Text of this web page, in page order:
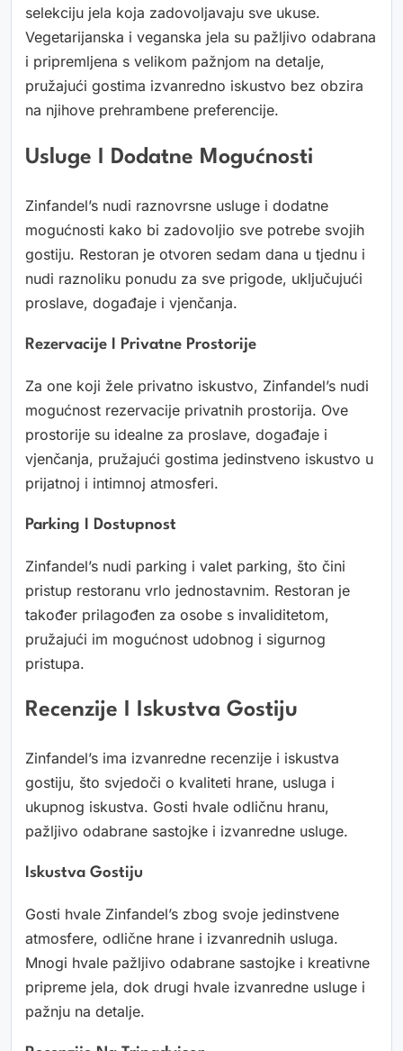
selekciju jela koja zadovoljavaju sve ukuse.
Vegetarijanska i veganska jela su pažljivo odabrana
i pripremljena s velikom pažnjom na detalje,
pružajući gostima izvanredno iskustvo bez obzira
na njihove prehrambene preferencije.
Usluge I Dodatne Mogućnosti
Zinfandel’s nudi raznovrsne usluge i dodatne
mogućnosti kako bi zadovoljio sve potrebe svojih
gostiju. Restoran je otvoren sedam dana u tjednu i
nudi raznoliku ponudu za sve prigode, uključujući
proslave, događaje i vjenčanja.
Rezervacije I Privatne Prostorije
Za one koji žele privatno iskustvo, Zinfandel’s nudi
mogućnost rezervacije privatnih prostorija. Ove
prostorije su idealne za proslave, događaje i
vjenčanja, pružajući gostima jedinstveno iskustvo u
prijatnoj i intimnoj atmosferi.
Parking I Dostupnost
Zinfandel’s nudi parking i valet parking, što čini
pristup restoranu vrlo jednostavnim. Restoran je
također prilagođen za osobe s invaliditetom,
pružajući im mogućnost udobnog i sigurnog
pristupa.
Recenzije I Iskustva Gostiju
Zinfandel’s ima izvanredne recenzije i iskustva
gostiju, što svjedoči o kvaliteti hrane, usluga i
ukupnog iskustva. Gosti hvale odličnu hranu,
pažljivo odabrane sastojke i izvanredne usluge.
Iskustva Gostiju
Gosti hvale Zinfandel’s zbog svoje jedinstvene
atmosfere, odlične hrane i izvanrednih usluga.
Mnogi hvale pažljivo odabrane sastojke i kreativne
pripreme jela, dok drugi hvale izvanredne usluge i
pažnju na detalje.